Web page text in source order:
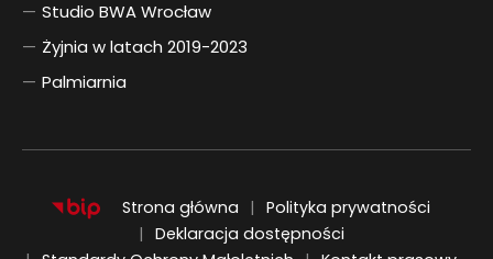
Studio BWA Wrocław
Żyjnia w latach 2019-2023
Palmiarnia
Strona główna
Polityka prywatności
Deklaracja dostępności